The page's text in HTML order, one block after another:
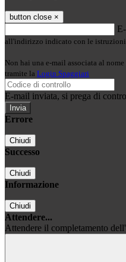
button close ×
all'indirizzo indicato con le istruzioni
Non hai una e-mail associata al
tramite la Login Spaggiari
E-mail inviata, si prega di
Errore
Chiudi
Successo
Chiudi
Informazione
Chiudi
Attendere...
Attendere il completamento